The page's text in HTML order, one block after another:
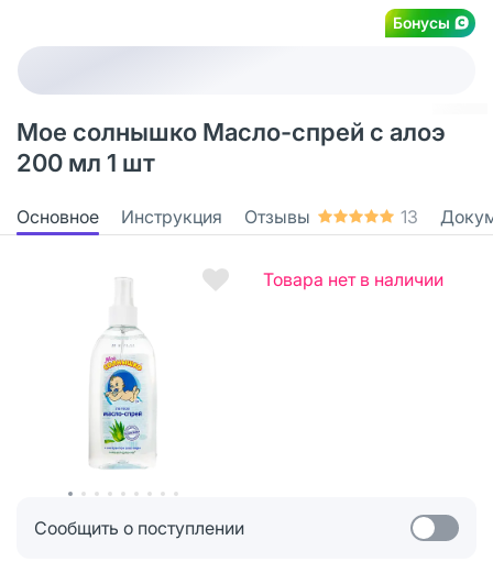
Бонусы
Мое солнышко Масло-спрей с алоэ
200 мл 1 шт
Основное Инструкция Отзывы 13
Товара нет в наличии
Сообщить о поступлении